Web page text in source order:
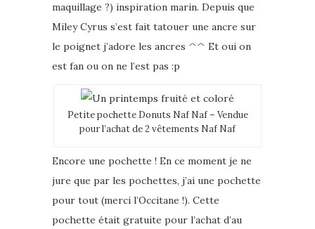
maquillage ?) inspiration marin. Depuis que
Miley Cyrus s’est fait tatouer une ancre sur
le poignet j’adore les ancres ^^ Et oui on
est fan ou on ne l’est pas :p
Petite pochette Donuts Naf Naf – Vendue
pour l’achat de 2 vêtements Naf Naf
Encore une pochette ! En ce moment je ne
jure que par les pochettes, j’ai une pochette
pour tout (merci l’Occitane !). Cette
pochette était gratuite pour l’achat d’au